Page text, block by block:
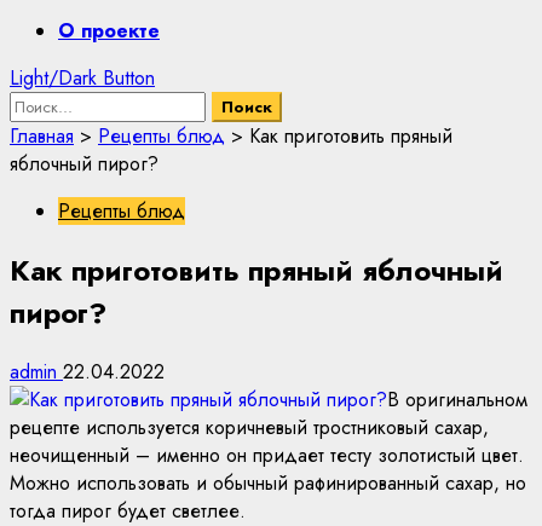
PrimaryО проекте
Light/Dark Button
Найти:
Главная > Рецепты блюд > Как приготовить пряный
яблочный пирог?
Рецепты блюд
Как приготовить пряный яблочный
пирог?
admin 22.04.2022
В оригинальном
рецепте используется коричневый тростниковый сахар,
неочищенный – именно он придает тесту золотистый цвет.
Можно использовать и обычный рафинированный сахар, но
тогда пирог будет светлее.